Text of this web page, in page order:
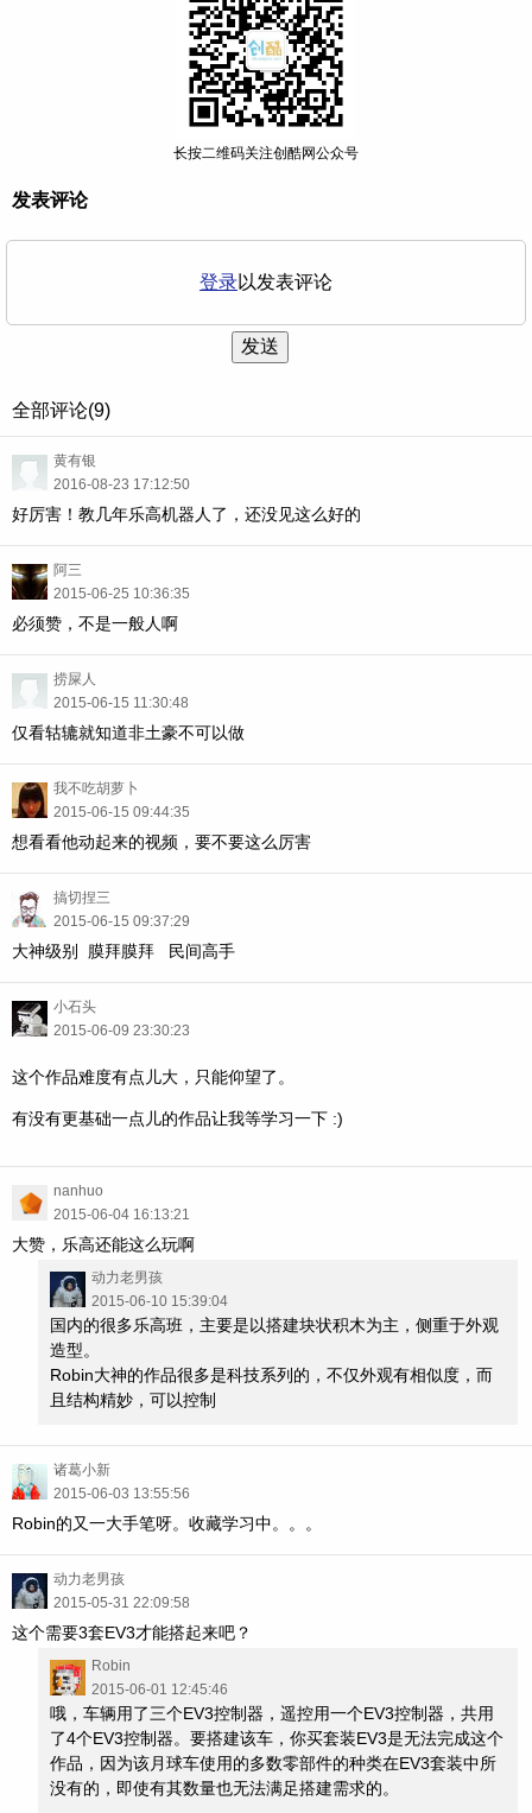
长按二维码关注创酷网公众号
发表评论
登录以发表评论
发送
全部评论(9)
黄有银
2016-08-23 17:12:50
好厉害！教几年乐高机器人了，还没见这么好的
阿三
2015-06-25 10:36:35
必须赞，不是一般人啊
捞屎人
2015-06-15 11:30:48
仅看轱辘就知道非土豪不可以做
我不吃胡萝卜
2015-06-15 09:44:35
想看看他动起来的视频，要不要这么厉害
搞切捏三
2015-06-15 09:37:29
大神级别 膜拜膜拜 民间高手
小石头
2015-06-09 23:30:23
这个作品难度有点儿大，只能仰望了。
有没有更基础一点儿的作品让我等学习一下 :)
nanhuo
2015-06-04 16:13:21
大赞，乐高还能这么玩啊
动力老男孩
2015-06-10 15:39:04
国内的很多乐高班，主要是以搭建块状积木为主，侧重于外观
造型。
Robin大神的作品很多是科技系列的，不仅外观有相似度，而
且结构精妙，可以控制
诸葛小新
2015-06-03 13:55:56
Robin的又一大手笔呀。收藏学习中。。。
动力老男孩
2015-05-31 22:09:58
这个需要3套EV3才能搭起来吧？
Robin
2015-06-01 12:45:46
哦，车辆用了三个EV3控制器，遥控用一个EV3控制器，共用
了4个EV3控制器。要搭建该车，你买套装EV3是无法完成这个
作品，因为该月球车使用的多数零部件的种类在EV3套装中所
没有的，即使有其数量也无法满足搭建需求的。